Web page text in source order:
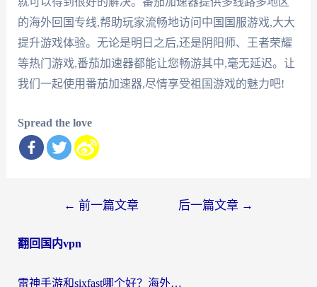
的海外回国专线,帮助玩家流畅地访问中国国服游戏,大大
提升游戏体验。无论是明日之后,还是阴阳师、王者荣耀
等热门游戏,番茄加速器都能让您畅游其中,毫无延迟。让
我们一起使用番茄加速器,尽情享受祖国游戏的魅力吧!
Spread the love
导
← 前一篇文章 后一篇文章 →
翻回国内vpn
雷神手游和sixfast哪个好？海外党亲测3款回国加速器，教你选对不踩坑